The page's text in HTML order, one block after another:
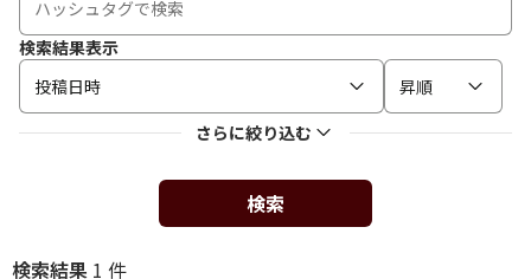
検索結果表示
投稿日時
昇順
さらに絞り込む
検索
検索結果 1 件